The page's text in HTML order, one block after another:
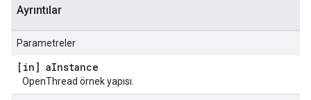
Ayrıntılar
Parametreler
[in] aInstance
OpenThread örnek yapısı.